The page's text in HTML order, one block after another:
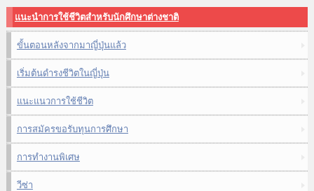
แนะนำการใช้ชีวิตสำหรับนักศึกษาต่างชาติ
ขั้นตอนหลังจากมาญี่ปุ่นแล้ว
เริ่มต้นดำรงชีวิตในญี่ปุ่น
แนะแนวการใช้ชีวิต
การสมัครขอรับทุนการศึกษา
การทำงานพิเศษ
วีซ่า